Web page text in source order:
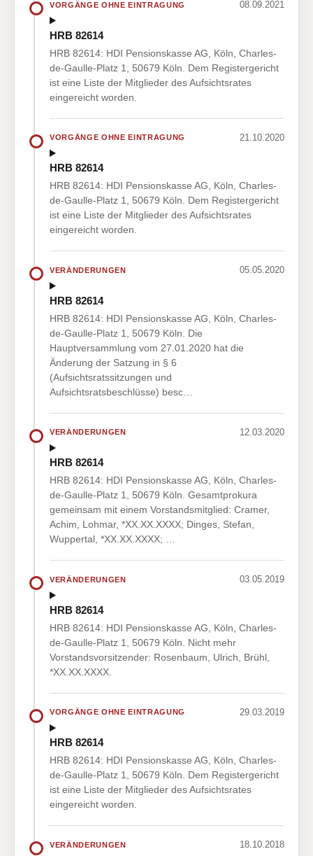
VORGÄNGE OHNE EINTRAGUNG 08.09.2021
HRB 82614
HRB 82614: HDI Pensionskasse AG, Köln, Charles-
de-Gaulle-Platz 1, 50679 Köln. Dem Registergericht
ist eine Liste der Mitglieder des Aufsichtsrates
eingereicht worden.
VORGÄNGE OHNE EINTRAGUNG 21.10.2020
HRB 82614
HRB 82614: HDI Pensionskasse AG, Köln, Charles-
de-Gaulle-Platz 1, 50679 Köln. Dem Registergericht
ist eine Liste der Mitglieder des Aufsichtsrates
eingereicht worden.
VERÄNDERUNGEN 05.05.2020
HRB 82614
HRB 82614: HDI Pensionskasse AG, Köln, Charles-
de-Gaulle-Platz 1, 50679 Köln. Die
Hauptversammlung vom 27.01.2020 hat die
Änderung der Satzung in § 6
(Aufsichtsratssitzungen und
Aufsichtsratsbeschlüsse) besc…
VERÄNDERUNGEN 12.03.2020
HRB 82614
HRB 82614: HDI Pensionskasse AG, Köln, Charles-
de-Gaulle-Platz 1, 50679 Köln. Gesamtprokura
gemeinsam mit einem Vorstandsmitglied: Cramer,
Achim, Lohmar, *XX.XX.XXXX; Dinges, Stefan,
Wuppertal, *XX.XX.XXXX; …
VERÄNDERUNGEN 03.05.2019
HRB 82614
HRB 82614: HDI Pensionskasse AG, Köln, Charles-
de-Gaulle-Platz 1, 50679 Köln. Nicht mehr
Vorstandsvorsitzender: Rosenbaum, Ulrich, Brühl,
*XX.XX.XXXX.
VORGÄNGE OHNE EINTRAGUNG 29.03.2019
HRB 82614
HRB 82614: HDI Pensionskasse AG, Köln, Charles-
de-Gaulle-Platz 1, 50679 Köln. Dem Registergericht
ist eine Liste der Mitglieder des Aufsichtsrates
eingereicht worden.
VERÄNDERUNGEN 18.10.2018